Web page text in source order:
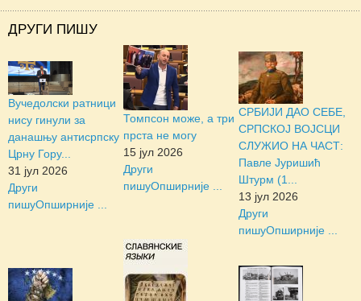
ДРУГИ ПИШУ
Вучедолски ратници
нису гинули за
данашњу антисрпску
Црну Гору...
31 јул 2026
Други
пишуОпширније ...
Томпсон може, а три
прста не могу
15 јул 2026
Други
пишуОпширније ...
СРБИЈИ ДАО СЕБЕ,
СРПСКОЈ ВОЈСЦИ
СЛУЖИО НА ЧАСТ:
Павле Јуришић
Штурм (1...
13 јул 2026
Други
пишуОпширније ...